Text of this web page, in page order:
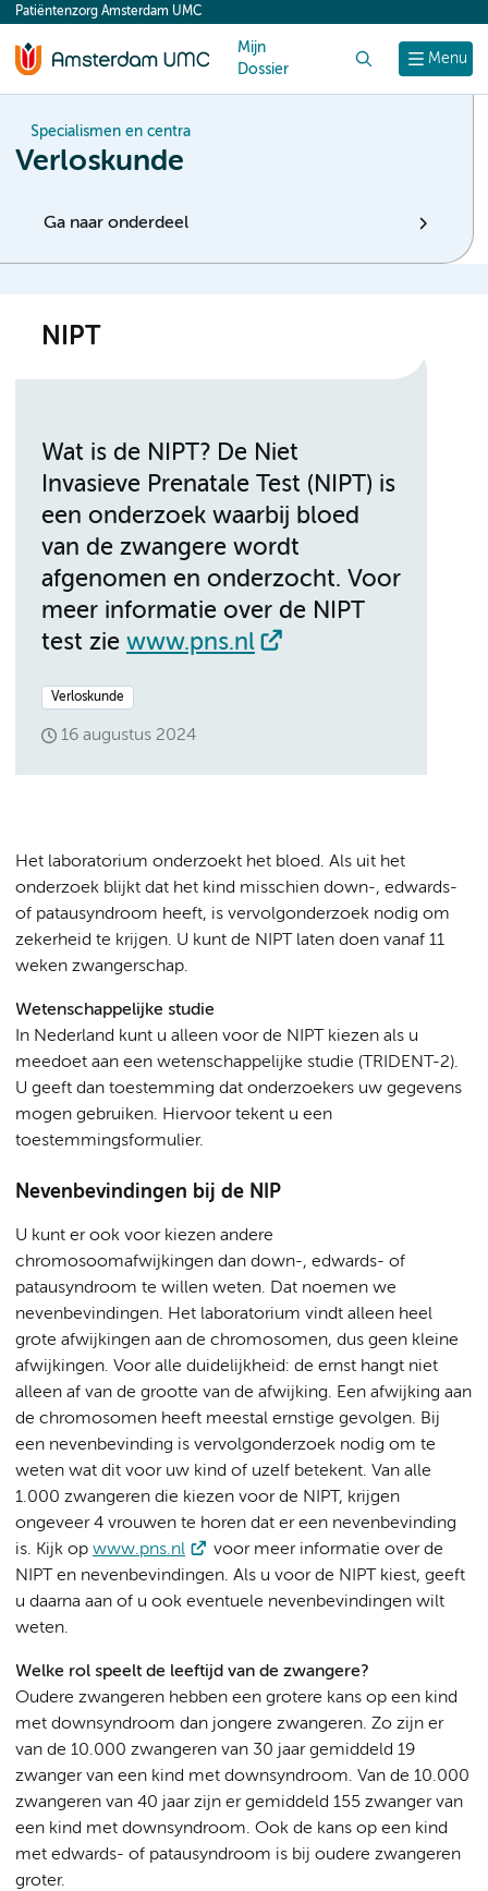
content
Menu
Patiëntenzorg Amsterdam UMC
Mijn
Dossier
Specialismen en centra
Verloskunde
Ga naar onderdeel
NIPT
Wat is de NIPT? De Niet
Invasieve Prenatale Test (NIPT) is
een onderzoek waarbij bloed
van de zwangere wordt
afgenomen en onderzocht. Voor
meer informatie over de NIPT
test zie www.pns.nl
Verloskunde
16 augustus 2024
Het laboratorium onderzoekt het bloed. Als uit het
onderzoek blijkt dat het kind misschien down-, edwards-
of patausyndroom heeft, is vervolgonderzoek nodig om
zekerheid te krijgen. U kunt de NIPT laten doen vanaf 11
weken zwangerschap.
Wetenschappelijke studie
In Nederland kunt u alleen voor de NIPT kiezen als u
meedoet aan een wetenschappelijke studie (TRIDENT-2).
U geeft dan toestemming dat onderzoekers uw gegevens
mogen gebruiken. Hiervoor tekent u een
toestemmingsformulier.
Nevenbevindingen bij de NIP
U kunt er ook voor kiezen andere
chromosoomafwijkingen dan down-, edwards- of
patausyndroom te willen weten. Dat noemen we
nevenbevindingen. Het laboratorium vindt alleen heel
grote afwijkingen aan de chromosomen, dus geen kleine
afwijkingen. Voor alle duidelijkheid: de ernst hangt niet
alleen af van de grootte van de afwijking. Een afwijking aan
de chromosomen heeft meestal ernstige gevolgen. Bij
een nevenbevinding is vervolgonderzoek nodig om te
weten wat dit voor uw kind of uzelf betekent. Van alle
1.000 zwangeren die kiezen voor de NIPT, krijgen
ongeveer 4 vrouwen te horen dat er een nevenbevinding
is. Kijk op www.pns.nl
voor meer informatie over de
NIPT en nevenbevindingen. Als u voor de NIPT kiest, geeft
u daarna aan of u ook eventuele nevenbevindingen wilt
weten.
Welke rol speelt de leeftijd van de zwangere?
Oudere zwangeren hebben een grotere kans op een kind
met downsyndroom dan jongere zwangeren. Zo zijn er
van de 10.000 zwangeren van 30 jaar gemiddeld 19
zwanger van een kind met downsyndroom. Van de 10.000
zwangeren van 40 jaar zijn er gemiddeld 155 zwanger van
een kind met downsyndroom. Ook de kans op een kind
met edwards- of patausyndroom is bij oudere zwangeren
groter.